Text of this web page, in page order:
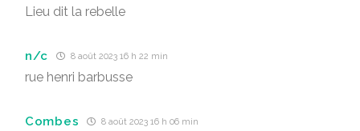
Lieu dit la rebelle
n/c 8 août 2023 16 h 22 min
rue henri barbusse
Combes 8 août 2023 16 h 06 min